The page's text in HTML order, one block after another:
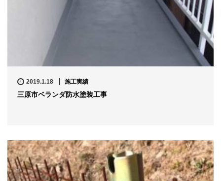
2019.1.18 施工実績
三原市ベランダ防水塗装工事